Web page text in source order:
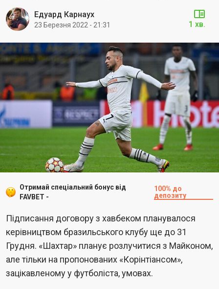
Едуард Карнаух
23 Березня 2022 - 21:31 1 хв.
Отримай спеціальний бонус від
FAVBET -
100% до
депозиту
Підписання договору з хавбеком планувалося
керівництвом бразильського клубу ще до 31
Грудня. «Шахтар» планує розлучитися з Майконом,
але тільки на пропонованих «Корінтіансом»,
зацікавленому у футболіста, умовах.